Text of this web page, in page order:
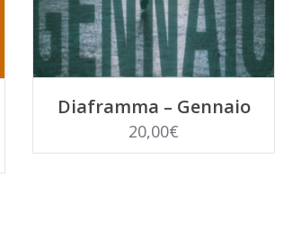
Diaframma – Gennaio
20,00€